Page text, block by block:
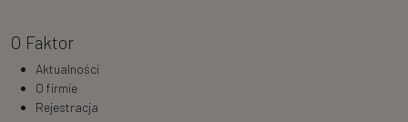
O Faktor
Aktualności
O firmie
Rejestracja